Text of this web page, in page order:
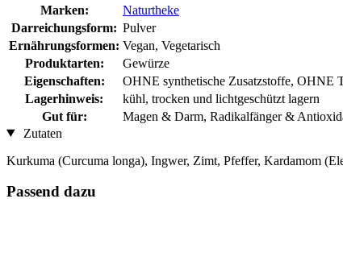
Marken:
Naturtheke
Darreichungsform: Pulver
Ernährungsformen: Vegan, Vegetarisch
Produktarten:
Gewürze
Eigenschaften:
OHNE synthetische Zusatzstoffe, OHNE
Lagerhinweis:
kühl, trocken und lichtgeschützt lagern
Gut für:
Magen & Darm, Radikalfänger &
Zutaten
Kurkuma (Curcuma longa), Ingwer, Zimt, Pfeffer, Kardamom
Passend dazu